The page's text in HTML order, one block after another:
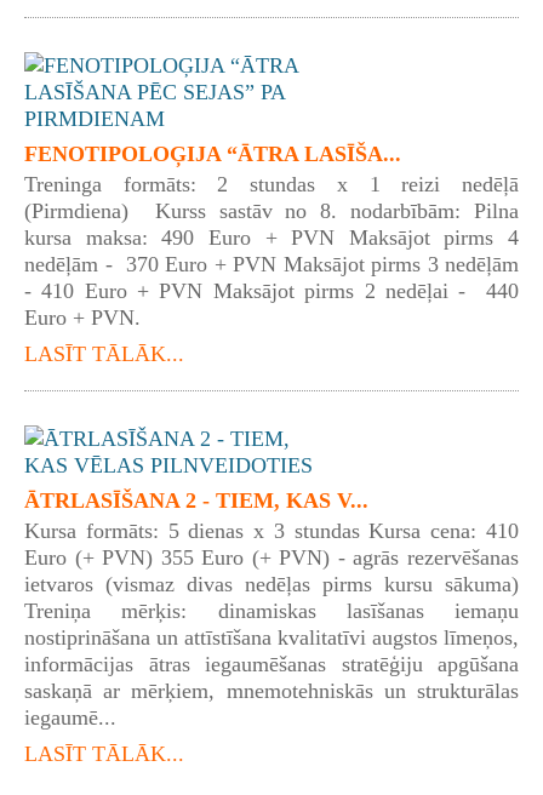
FENOTIPOLOĢIJA “ĀTRA LASĪŠA...
Treninga formāts: 2 stundas x 1 reizi nedēļā
(Pirmdiena) Kurss sastāv no 8. nodarbībām: Pilna
kursa maksa: 490 Euro + PVN Maksājot pirms 4
nedēļām - 370 Euro + PVN Maksājot pirms 3 nedēļām
- 410 Euro + PVN Maksājot pirms 2 nedēļai - 440
Euro + PVN.
LASĪT TĀLĀK...
ĀTRLASĪŠANA 2 - TIEM, KAS V...
Kursa formāts: 5 dienas x 3 stundas Kursa cena: 410
Euro (+ PVN) 355 Euro (+ PVN) - agrās rezervēšanas
ietvaros (vismaz divas nedēļas pirms kursu sākuma)
Treniņa mērķis: dinamiskas lasīšanas iemaņu
nostiprināšana un attīstīšana kvalitatīvi augstos līmeņos,
informācijas ātras iegaumēšanas stratēģiju apgūšana
saskaņā ar mērķiem, mnemotehniskās un strukturālas
iegaumē...
LASĪT TĀLĀK...